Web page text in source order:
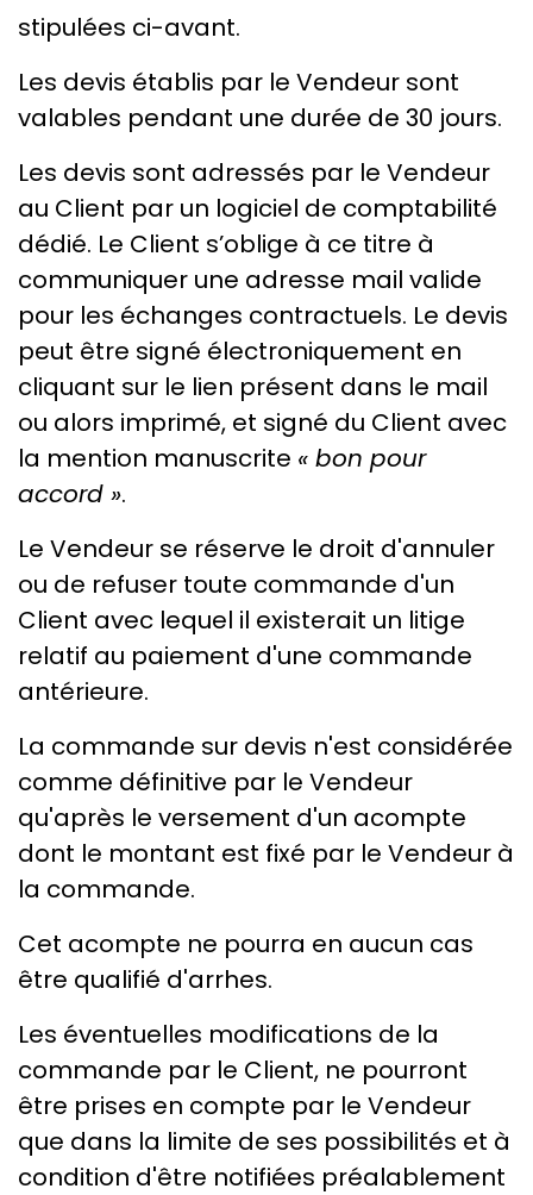
stipulées ci-avant.
Les devis établis par le Vendeur sont
valables pendant une durée de 30 jours.
Les devis sont adressés par le Vendeur
au Client par un logiciel de comptabilité
dédié. Le Client s’oblige à ce titre à
communiquer une adresse mail valide
pour les échanges contractuels. Le devis
peut être signé électroniquement en
cliquant sur le lien présent dans le mail
ou alors imprimé, et signé du Client avec
la mention manuscrite « bon pour
accord ».
Le Vendeur se réserve le droit d'annuler
ou de refuser toute commande d'un
Client avec lequel il existerait un litige
relatif au paiement d'une commande
antérieure.
La commande sur devis n'est considérée
comme définitive par le Vendeur
qu'après le versement d'un acompte
dont le montant est fixé par le Vendeur à
la commande.
Cet acompte ne pourra en aucun cas
être qualifié d'arrhes.
Les éventuelles modifications de la
commande par le Client, ne pourront
être prises en compte par le Vendeur
que dans la limite de ses possibilités et à
condition d'être notifiées préalablement